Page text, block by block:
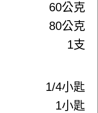
60公克
80公克
1支
1/4小匙
1小匙